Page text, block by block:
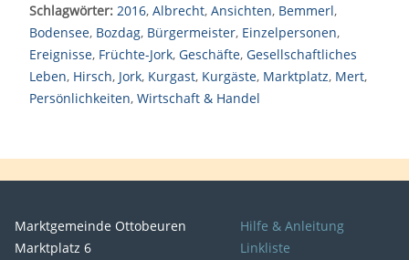
Schlagwörter: 2016, Albrecht, Ansichten, Bemmerl,
Bodensee, Bozdag, Bürgermeister, Einzelpersonen,
Ereignisse, Früchte-Jork, Geschäfte, Gesellschaftliches
Leben, Hirsch, Jork, Kurgast, Kurgäste, Marktplatz, Mert,
Persönlichkeiten, Wirtschaft & Handel
Marktgemeinde Ottobeuren
Marktplatz 6
Hilfe & Anleitung
Linkliste